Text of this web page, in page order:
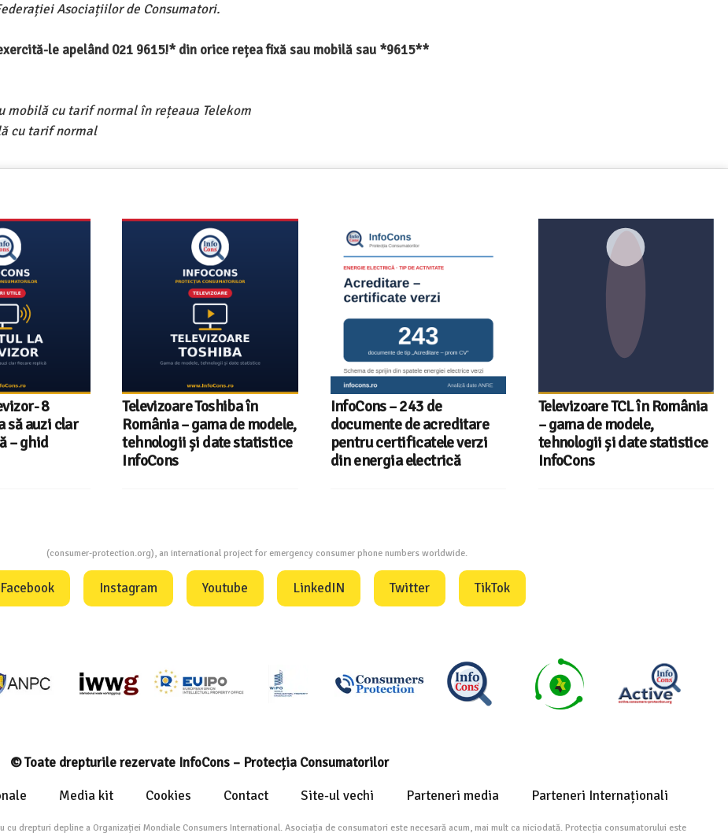
Asociațiilor de Consumatori.
le apelând 021 9615!* din orice rețea fixă sau mobilă sau *9615**
cu tarif normal în rețeaua Telekom
cu tarif normal
8
auzi clar
ghid
Televizoare Toshiba în
România – gama de modele,
tehnologii și date statistice
InfoCons
InfoCons – 243 de
documente de acreditare
pentru certificatele verzi
din energia electrică
Televizoare TCL în România
– gama de modele,
tehnologii și date statistice
InfoCons
(consumer-protection.org), an international project for emergency consumer phone numbers worldwide.
Facebook Instagram Youtube LinkedIN Twitter TikTok
© Toate drepturile rezervate InfoCons – Protecția Consumatorilor
Media kit Cookies Contact Site-ul vechi Parteneri media Parteneri Internaționali
drepturi depline a Organizației Mondiale Consumers International. Asociația de consumatori este necesară acum, mai mult ca niciodată. Protecția consumatorului este